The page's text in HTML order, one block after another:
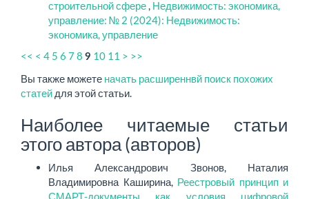
строительной сфере, Недвижимость: экономика,
управление: № 2 (2024): Недвижимость:
экономика, управление
<< < 4 5 6 78 9 10 11 > >>
Вы также можете начать расширеннвй поиск похожих
статей для этой статьи.
Наиболее читаемые статьи
этого автора (авторов)
Илья Александрович Звонов, Наталия
Владимировна Каширина, Реестровый принцип и